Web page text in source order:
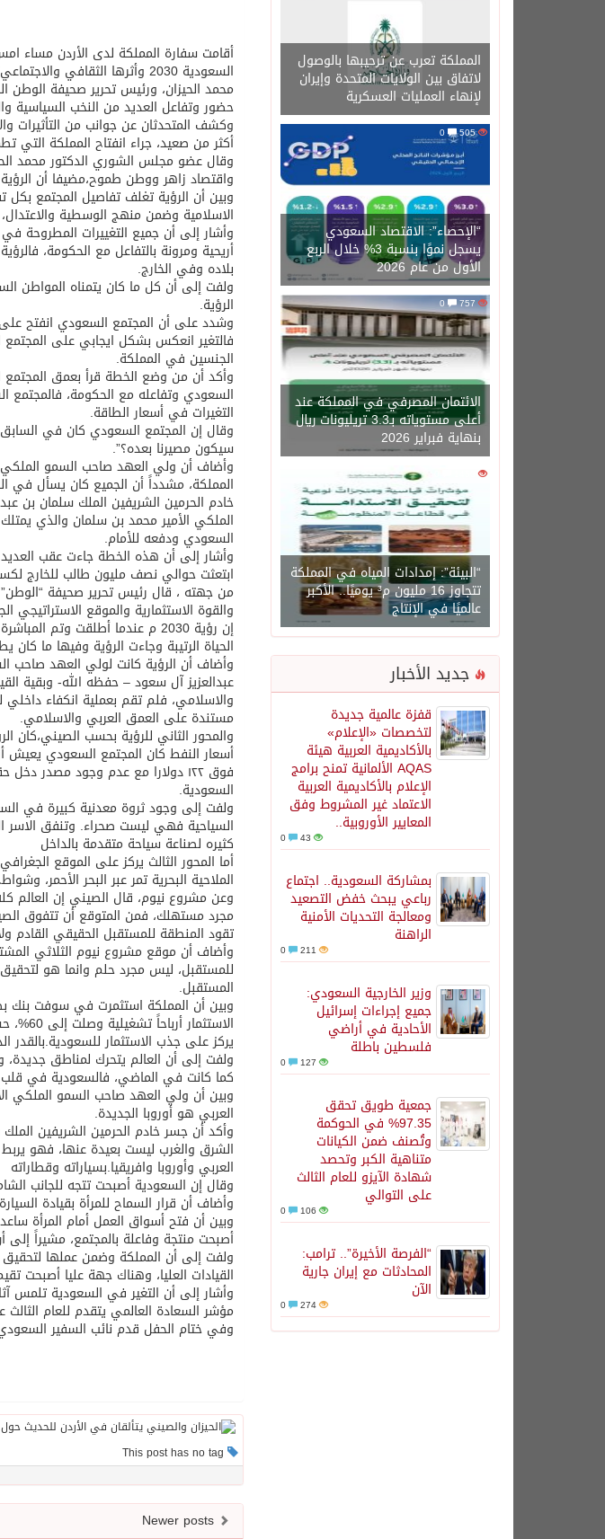
المملكة تعرب عن ترحيبها بالوصول
لاتفاق بين الولايات المتحدة وإيران
لإنهاء العمليات العسكرية
505
“الإحصاء”: الاقتصاد السعودي
يسجل نموًا بنسبة 3% خلال الربع
الأول من عام 2026
757
0
الائتمان المصرفي في المملكة عند
أعلى مستوياته بـ3.3 تريليونات ريال
بنهاية فبراير 2026
1450
“البيئة”: إمدادات المياه في المملكة
تتجاوز 16 مليون م³ يوميًا.. الأكبر
عالميًا في الإنتاج
جديد الأخبار
قفزة عالمية جديدة
لتخصصات «الإعلام»
بالأكاديمية العربية هيئة
AQAS الألمانية تمنح برامج
الإعلام بالأكاديمية العربية
الاعتماد غير المشروط وفق
المعايير الأوروبية..
43
بمشاركة السعودية.. اجتماع
رباعي يبحث خفض التصعيد
ومعالجة التحديات الأمنية
الراهنة
211
وزير الخارجية السعودي:
جميع إجراءات إسرائيل
الأحادية في أراضي
فلسطين باطلة
127
جمعية طويق تحقق
97.35% في الحوكمة
وتُصنف ضمن الكيانات
متناهية الكبر وتحصد
شهادة الآيزو للعام الثالث
على التوالي
106
“الفرصة الأخيرة”.. ترامب:
المحادثات مع إيران جارية
الآن
274
أقامت سفارة المملكة لدى الأردن مساء
السعودية 2030 وأثرها
محمد الحيزان، ورئيس تحرير صحيفة الوطن
حضور وتفاعل العديد من النخب السياسية
أكثر من صعيد، جراء انفتاح المملكة التي
واقتصاد زاهر ووطن طموح،مضيفا أن
وبين أن الرؤية تغلف تفاصيل المجتمع
الاسلامية وضمن منهج الوسطية
أريحية ومرونة بالتفاعل مع الحكومة،
بلاده وفي الخارج.
ولفت إلى أن كل ما كان يتمناه المواطن
الرؤية.
وشدد على أن المجتمع السعودي انفتح على
فالتغير انعكس بشكل ايجابي على
الجنسين في المملكة.
وأكد أن من وضع الخطة قرأ بعمق المجتمع
السعودي وتفاعله مع الحكومة، فالمجتمع
التغيرات في أسعار الطاقة.
وقال إن المجتمع السعودي كان في
سيكون مصيرنا بعده؟”.
وأضاف أن ولي العهد صاحب السمو
المملكة، مشدداً أن الجميع كان يسأل في
خادم الحرمين الشريفين الملك سلمان بن
الملكي الأمير محمد بن سلمان والذي
السعودي ودفعه للأمام.
وأشار إلى أن هذه الخطة جاءت عقب العديد
ابتعثت حوالي نصف مليون طالب للخارج
من جهته ، قال رئيس تحرير صحيفة “الوطن”
والقوة الاستثمارية والموقع
إن رؤية 2030 م عندما أطلقت
الحياة الرتيبة وجاءت الرؤية وفيها ما
وأضاف أن الرؤية كانت لولي العهد صاحب
والاسلامي، فلم تقم بعملية انكفاء
مستندة على العمق العربي والاسلامي.
والمحور الثاني للرؤية بحسب الصيني،كان
فوق ١٢٢ دولارا مع عدم وجود مصدر
السعودية.
ولفت إلى وجود ثروة معدنية كبيرة في
السياحية فهي ليست صحراء. وتنفق الاسر
كثيره لصناعة سياحة متقدمة بالداخل
الملاحية البحرية تمر عبر البحر الأحمر،
وعن مشروع نيوم، قال الصيني إن العالم
مجرد مستهلك، فمن المتوقع أن تتفوق
تقود المنطقة للمستقبل الحقيقي القادم
وأضاف أن موقع مشروع نيوم الثلاثي
للمستقبل، ليس مجرد حلم وانما هو
المستقبل.
يركز على جذب الاستثمار للسعودية.بالقدر
ولفت إلى أن العالم يتحرك لمناطق جديدة،
كما كانت في الماضي، فالسعودية في قلب
العربي هو أوروبا الجديدة.
وأكد أن جسر خادم الحرمين الشريفين
الشرق والغرب ليست بعيدة عنها، فهو يربط
العربي وأوروبا وافريقيا.بسياراته وقطاراته
وقال إن السعودية أصبحت تتجه للجانب
وأضاف أن قرار السماح للمرأة بقيادة
وبين أن فتح أسواق العمل أمام المرأة
أصبحت منتجة وفاعلة بالمجتمع، مشيراً
ولفت إلى أن المملكة وضمن عملها لتحقيق
القيادات العليا، وهناك جهة عليا أصبحت
وأشار إلى أن التغير في السعودية
مؤشر السعادة العالمي يتقدم للعام الثالث
وفي ختام الحفل قدم نائب السفير